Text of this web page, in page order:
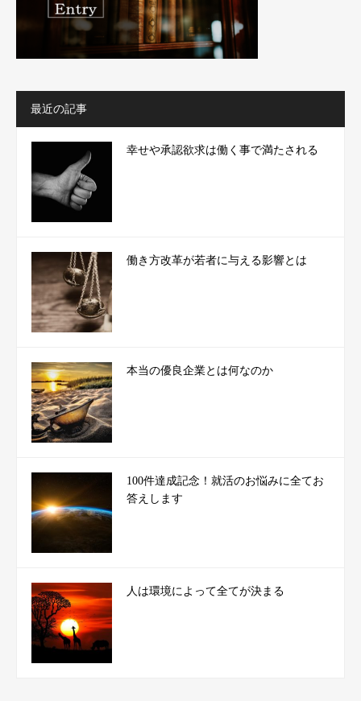
最近の記事
幸せや承認欲求は働く事で満たされる
働き方改革が若者に与える影響とは
本当の優良企業とは何なのか
100件達成記念！就活のお悩みに全てお
答えします
人は環境によって全てが決まる